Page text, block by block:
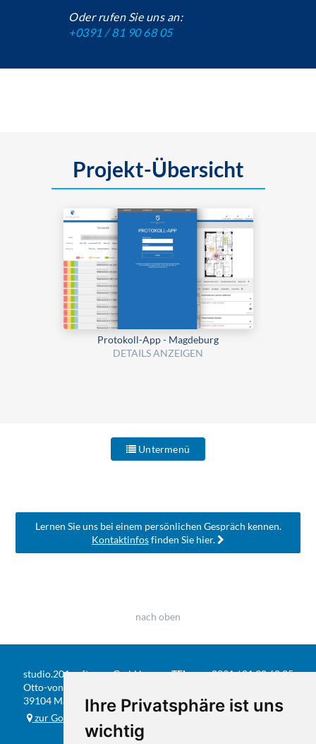
Ihre Privatsphäre ist uns
wichtig
Oder rufen Sie uns an:
+0391 / 81 90 68 05
Projekt-Übersicht
Protokoll-App - Magdeburg
DETAILS ANZEIGEN
Untermenü
Lernen Sie uns bei einem persönlichen Gespräch kennen.
Kontaktinfosfinden Sie hier.
nach oben
studio.201 software GmbH
Otto-von-Guericke-Str. 104
39104 Magdeburg
zur Google-Karte
TEL
0391 / 81 90 68 05
E-MAIL info@studio201.de